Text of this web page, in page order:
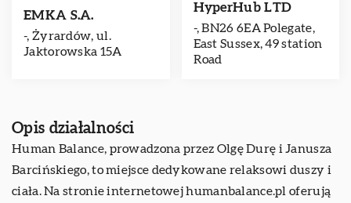
EMKA S.A.
-, Żyrardów, ul.
Jaktorowska 15A
HyperHub LTD
-, BN26 6EA Polegate,
East Sussex, 49 station
Road
Opis działalności
Human Balance, prowadzona przez Olgę Durę i Janusza
Barcińskiego, to miejsce dedykowane relaksowi duszy i
ciała. Na stronie internetowej humanbalance.pl oferują